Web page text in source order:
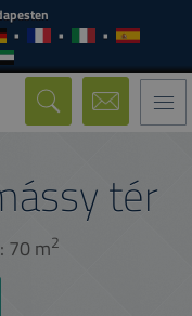
tér
70 m2